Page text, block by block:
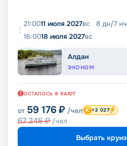
21:0011 июля 2027вс 8 дн/7 нч
16:0018 июля 2027вс
Алдан
ЭКОНОМ
ОСТАЛОСЬ 8 КАЮТ
от 59 176 ₽ /чел
67 245₽ /чел
+2 027
Выбрать круиз